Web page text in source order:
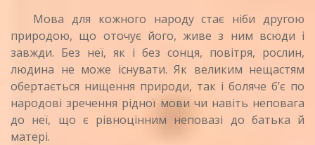
Мова для кожного народу стає ніби другою
природою, що оточує його, живе з ним всюди і
завжди. Без неї, як і без сонця, повітря, рослин,
людина не може існувати. Як великим нещастям
обертається нищення природи, так і боляче б’є по
народові зречення рідної мови чи навіть неповага
до неї, що є рівноцінним неповазі до батька й
матері.